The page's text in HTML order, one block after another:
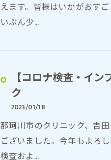
えます。皆様はいかがおす
いぶん少…
【コロナ検査・イ
ク
2023/01/18
那珂川市のクリニック、吉
ございました。今年もよろ
検査およ…